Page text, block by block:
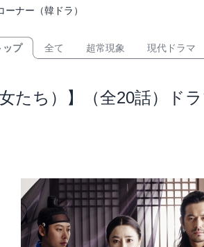
ーナー（韓ドラ）
ップ 全て 超常現象 現代ドラマ
たち）】（全20話）ド